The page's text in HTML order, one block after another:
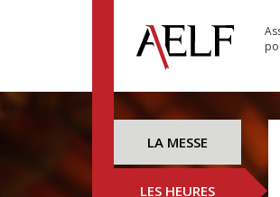
LA MESSE
LES HEURES